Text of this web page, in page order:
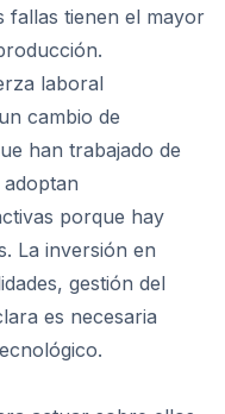
fallas tienen el mayor
laboral
cambio de
han trabajado de
porque hay
La inversión en
gestión del
es necesaria